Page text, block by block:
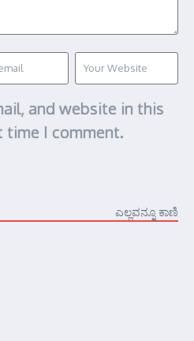
and website in this
time I comment.
ಎಲ್ಲವನ್ನೂ ಕಾಣಿ